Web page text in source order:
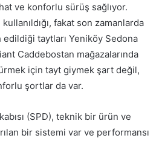
ve konforlu sürüş sağlıyor.
fakat son zamanlarda
taytları Yeniköy Sedona
Caddebostan mağazalarında
için tayt giymek şart değil,
şortlar da var.
(SPD), teknik bir ürün ve
bir sistemi var ve performansı